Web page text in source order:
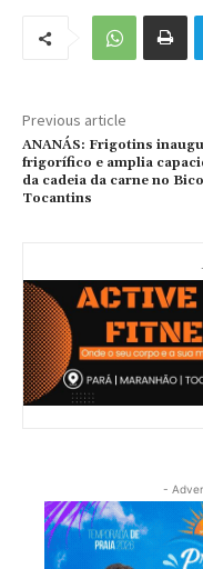
Previous article
ANANÁS: Frigotins
frigorífico e amplia
da cadeia da carne no
Tocantins
-